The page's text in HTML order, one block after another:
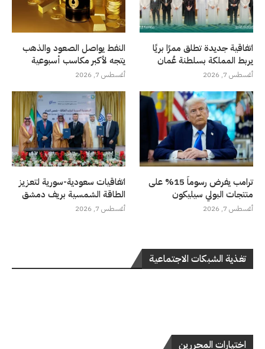
اتفاقية جديدة تطلق ممرًا بريًا
يربط المملكة بسلطنة عُمان
أغسطس 7, 2026
النفط يواصل الصعود والذهب
يتجه لأكبر مكاسب أسبوعية
أغسطس 7, 2026
ترامب يفرض رسوماً 15% على
منتجات البولي سيليكون
أغسطس 7, 2026
اتفاقيات سعودية-سورية لتعزيز
الطاقة الشمسية بريف دمشق
أغسطس 7, 2026
تغذية الشبكات الاجتماعية
اختيارات المحررين